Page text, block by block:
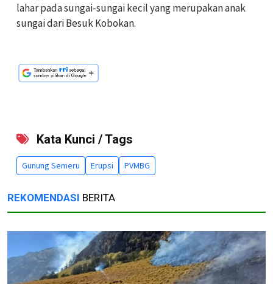
lahar pada sungai-sungai kecil yang merupakan anak
sungai dari Besuk Kobokan.
Kata Kunci / Tags
Gunung Semeru Erupsi PVMBG
REKOMENDASI BERITA